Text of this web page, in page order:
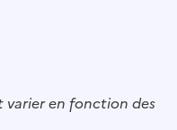
en fonction des